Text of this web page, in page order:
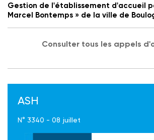
Gestion de l'établissement d'accueil
Marcel Bontemps » de la ville de
Consulter tous les appels
ASH
N° 3340 - 08 juillet